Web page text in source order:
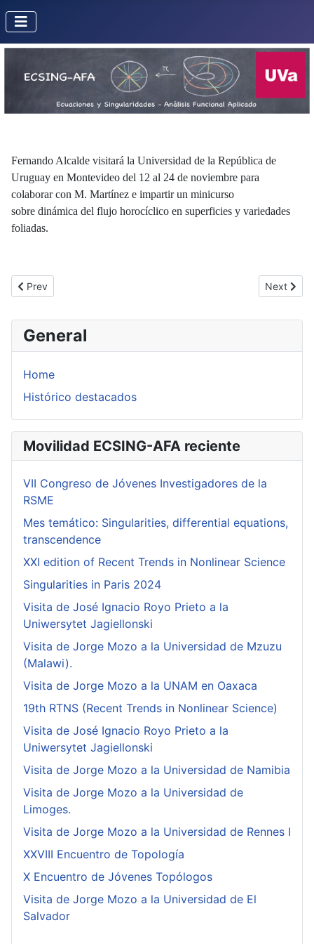
General
Home
Histórico destacados
Movilidad ECSING-AFA reciente
VII Congreso de Jóvenes Investigadores de la
RSME
Mes temático: Singularities, differential equations,
transcendence
XXI edition of Recent Trends in Nonlinear Science
Singularities in Paris 2024
Visita de José Ignacio Royo Prieto a la
Uniwersytet Jagiellonski
Visita de Jorge Mozo a la Universidad de Mzuzu
(Malawi).
Visita de Jorge Mozo a la UNAM en Oaxaca
19th RTNS (Recent Trends in Nonlinear Science)
Visita de José Ignacio Royo Prieto a la
Uniwersytet Jagiellonski
Visita de Jorge Mozo a la Universidad de Namibia
Visita de Jorge Mozo a la Universidad de
Limoges.
Visita de Jorge Mozo a la Universidad de Rennes I
XXVIII Encuentro de Topología
X Encuentro de Jóvenes Topólogos
Visita de Jorge Mozo a la Universidad de El
Salvador
Fernando Alcalde visitará la Universidad de la República de
Uruguay en Montevideo del 12 al 24 de noviembre para
colaborar con M. Martínez e impartir un minicurso
sobre dinámica del flujo horocíclico en superficies y variedades
foliadas.
Previous article: Misión de Álvaro Lozano Rojo a la USC
Prev Next
Next